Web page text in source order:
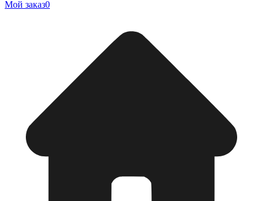
Мой заказ0